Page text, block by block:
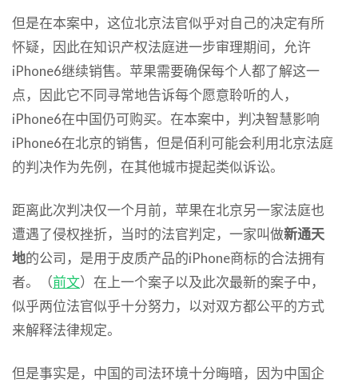
但是在本案中，这位北京法官似乎对自己的决定有所
怀疑，因此在知识产权法庭进一步审理期间，允许
iPhone6继续销售。苹果需要确保每个人都了解这一
点，因此它不同寻常地告诉每个愿意聆听的人，
iPhone6在中国仍可购买。在本案中，判决智慧影响
iPhone6在北京的销售，但是佰利可能会利用北京法庭
的判决作为先例，在其他城市提起类似诉讼。
距离此次判决仅一个月前，苹果在北京另一家法庭也
遭遇了侵权挫折，当时的法官判定，一家叫做新通天
地的公司，是用于皮质产品的iPhone商标的合法拥有
者。（前文）在上一个案子以及此次最新的案子中，
似乎两位法官似乎十分努力，以对双方都公平的方式
来解释法律规定。
但是事实是，中国的司法环境十分晦暗，因为中国企